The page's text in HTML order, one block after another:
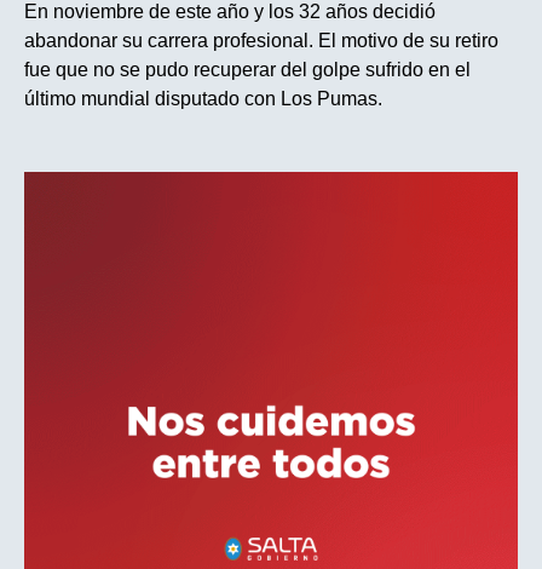
En noviembre de este año y los 32 años decidió
abandonar su carrera profesional. El motivo de su retiro
fue que no se pudo recuperar del golpe sufrido en el
último mundial disputado con Los Pumas.